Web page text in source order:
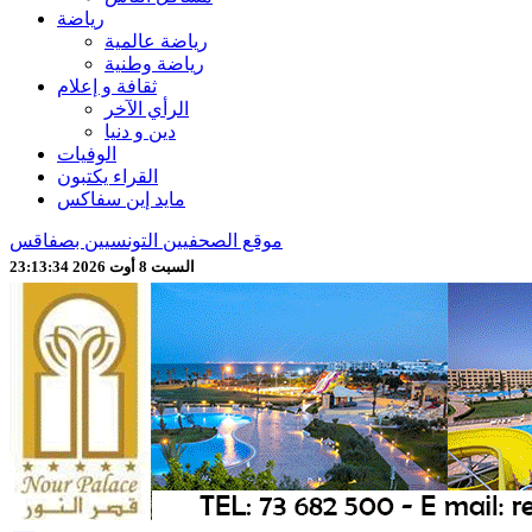
رياضة
رياضة عالمية
رياضة وطنية
ثقافة و إعلام
الرأي الآخر
دين و دنيا
الوفيات
القراء يكتبون
مايد إين سفاكس
موقع الصحفيين التونسيين بصفاقس
السبت 8 أوت 2026 23:13:37